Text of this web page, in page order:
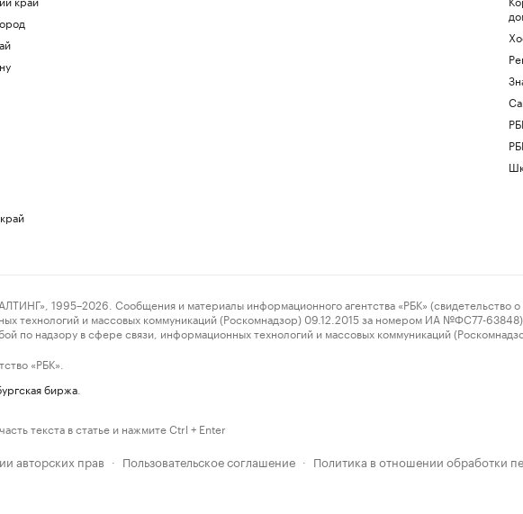
1995–2026. Сообщения и материалы информационного агентства «РБК» (свидетельство о
технологий и массовых коммуникаций (Роскомнадзор) 09.12.2015 за номером ИА №ФС77-63848)
по надзору в сфере связи, информационных технологий и массовых коммуникаций
«РБК».
биржа
текста в статье и нажмите Ctrl + Enter
авторских прав · Пользовательское соглашение · Политика в отношении обработки